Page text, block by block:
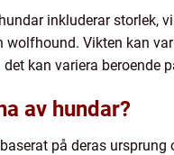
inkluderar storlek,
Vikten kan
kan variera beroende
av hundar?
på deras